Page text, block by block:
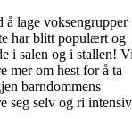
lage voksengrupper
har blitt populært og
i salen og i stallen!
mer om hest for å ta
barndommens
seg selv og ri